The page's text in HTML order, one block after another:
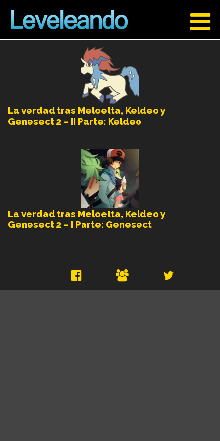
La verdad tras Meloetta, Keldeo y
Genesect 2 – II Parte: Keldeo
La verdad tras Meloetta, Keldeo y
Genesect 2 – I Parte: Genesect